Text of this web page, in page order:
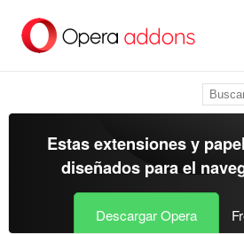
contenido
Estas extensiones y
diseñados para el
Descargar Opera